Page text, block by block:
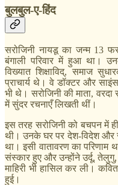
बुलबुल-ए-हिंद
सरोजिनी नायडू का जन्म 13
बंगाली परिवार में हुआ था।
विख्यात शिक्षाविद्, समाज
प्राचार्य थे। वे डॉक्टर और
भी थे। सरोजिनी की माता, वरदा
में सुंदर रचनाएँ लिखती थीं।
इस तरह सरोजिनी को बचपन में ही
थी। उनके घर पर देश-विदेश और
था। इसी वातावरण का परिणाम
संस्कार हुए और उन्होंने उर्दू,
माहिरी भी हासिल कर ली।
हुई।